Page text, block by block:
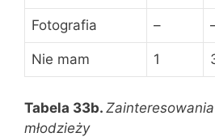
Fotografia –
Nie mam 1
Tabela 33b.
młodzieży